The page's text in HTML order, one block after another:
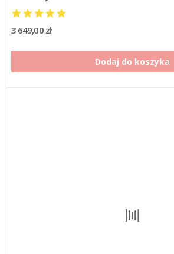
3 649,00 zł
Dodaj do koszyka